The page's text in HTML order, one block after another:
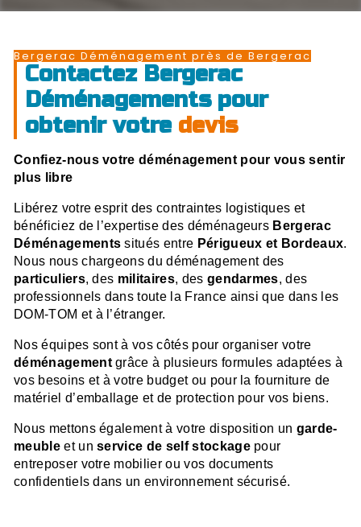
Bergerac Déménagement près de Bergerac
Contactez Bergerac
Déménagements pour
obtenir votre devis
Confiez-nous votre déménagement pour vous sentir
plus libre
Libérez votre esprit des contraintes logistiques et
bénéficiez de l’expertise des déménageurs Bergerac
Déménagements situés entre Périgueux et Bordeaux.
Nous nous chargeons du déménagement des
particuliers, des militaires, des gendarmes, des
professionnels dans toute la France ainsi que dans les
DOM-TOM et à l’étranger.
Nos équipes sont à vos côtés pour organiser votre
déménagementgrâce à plusieurs formules adaptées à
vos besoins et à votre budget ou pour la fourniture de
matériel d’emballage et de protection pour vos biens.
Nous mettons également à votre disposition un garde-
meubleet unservice de self stockagepour
entreposer votre mobilier ou vos documents
confidentiels dans un environnement sécurisé.